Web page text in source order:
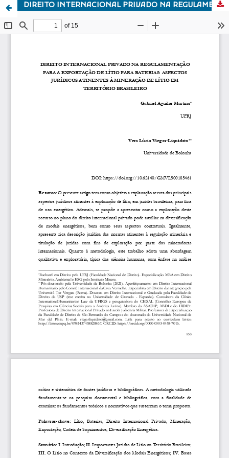
DIREITO INTERNACIONAL PRIVADO NA REGULAMENTAÇÃO PARA A EXPORTAÇÃO DE LÍTIO PARA BATERIAS: ASPECTOS JURÍDICOS ATINENTES À MINERAÇÃO DE LÍTIO EM TERRITÓRIO BRASILEIRO